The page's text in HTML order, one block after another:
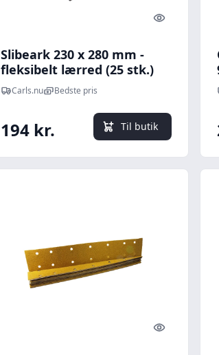
Quick look
Slibeark 230 x 280 mm -
fleksibelt lærred (25 stk.)
Korn P180
Carls.nu Bedste pris
194 kr. Til butik
Quick look